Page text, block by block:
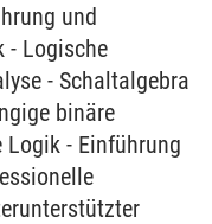
und
- Logische
- Schaltalgebra
binäre
Logik - Einführung